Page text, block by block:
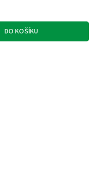
DO KOŠÍKU